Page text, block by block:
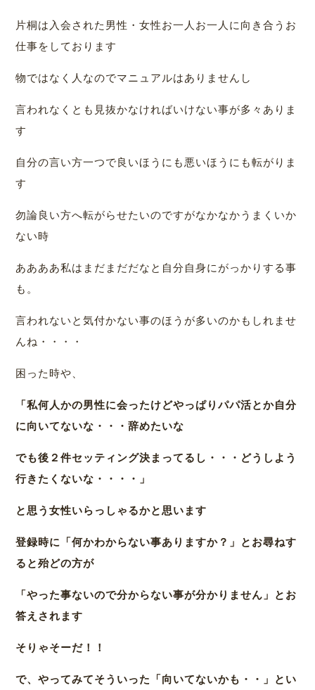
片桐は入会された男性・女性お一人お一人に向き合うお
仕事をしております
物ではなく人なのでマニュアルはありませんし
言われなくとも見抜かなければいけない事が多々ありま
す
自分の言い方一つで良いほうにも悪いほうにも転がりま
す
勿論良い方へ転がらせたいのですがなかなかうまくいか
ない時
ああああ私はまだまだだなと自分自身にがっかりする事
も。
言われないと気付かない事のほうが多いのかもしれませ
んね・・・・
困った時や、
「私何人かの男性に会ったけどやっぱりパパ活とか自分
に向いてないな・・・辞めたいな
でも後２件セッティング決まってるし・・・どうしよう
行きたくないな・・・・」
と思う女性いらっしゃるかと思います
登録時に「何かわからない事ありますか？」とお尋ねす
ると殆どの方が
「やった事ないので分からない事が分かりません」とお
答えされます
そりゃそーだ！！
で、やってみてそういった「向いてないかも・・」とい